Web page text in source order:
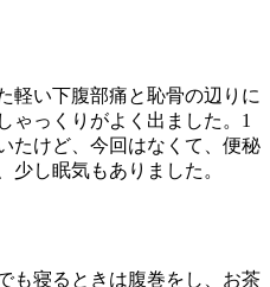
軽い下腹部痛と恥骨の辺りに
ゃっくりがよく出ました。1
たけど、今回はなくて、便秘
少し眠気もありました。
も寝るときは腹巻をし、お茶